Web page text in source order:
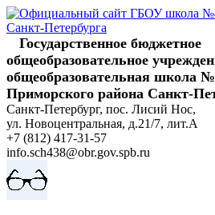
Skip
to
content
Государственное бюджетное
общеобразовательное
общеобразовательная школа
Приморского района Санкт-
Санкт-Петербург, пос. Лисий Нос,
ул. Новоцентральная, д.21/7, лит.А
+7 (812) 417-31-57
info.sch438@obr.gov.spb.ru